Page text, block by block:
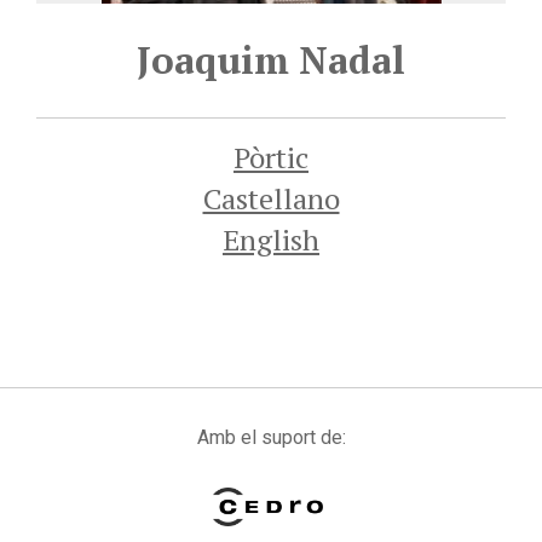
Joaquim Nadal
Pòrtic
Castellano
English
Amb el suport de: